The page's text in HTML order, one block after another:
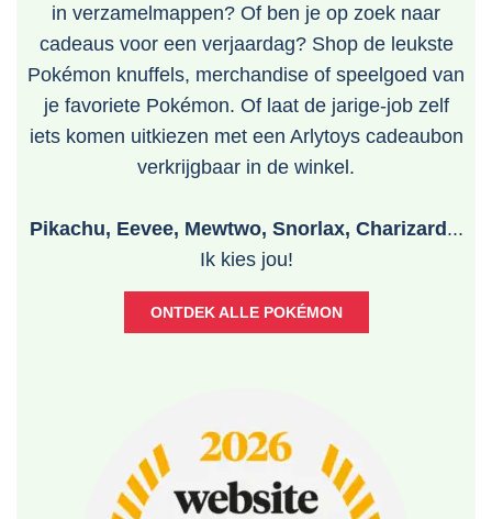
in verzamelmappen? Of ben je op zoek naar
cadeaus voor een verjaardag? Shop de leukste
Pokémon knuffels, merchandise of speelgoed van
je favoriete Pokémon. Of laat de jarige-job zelf
iets komen uitkiezen met een Arlytoys cadeaubon
verkrijgbaar in de winkel.
Pikachu, Eevee, Mewtwo, Snorlax, Charizard ...
Ik kies jou!
ONTDEK ALLE POKÉMON